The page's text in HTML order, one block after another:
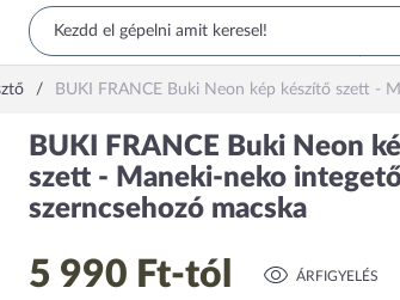
BUKI FRANCE Buki Neon kép készítő szett -
BUKI FRANCE Buki Neon
szett - Maneki-neko
szerncsehozó macska
5 990 Ft-tól ÁRFIGYELÉS